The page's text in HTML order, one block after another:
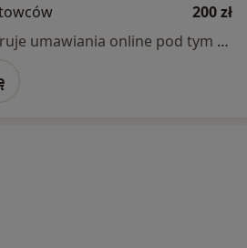
200 zł
Specjalista nie oferuje umawiania online pod tym adresem.